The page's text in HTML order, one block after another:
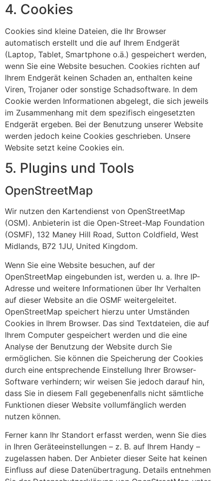
4. Cookies
Cookies sind kleine Dateien, die Ihr Browser
automatisch erstellt und die auf Ihrem Endgerät
(Laptop, Tablet, Smartphone o.ä.) gespeichert werden,
wenn Sie eine Website besuchen. Cookies richten auf
Ihrem Endgerät keinen Schaden an, enthalten keine
Viren, Trojaner oder sonstige Schadsoftware. In dem
Cookie werden Informationen abgelegt, die sich jeweils
im Zusammenhang mit dem spezifisch eingesetzten
Endgerät ergeben. Bei der Benutzung unserer Website
werden jedoch keine Cookies geschrieben. Unsere
Website setzt keine Cookies ein.
5. Plugins und Tools
OpenStreetMap
Wir nutzen den Kartendienst von OpenStreetMap
(OSM). Anbieterin ist die Open-Street-Map Foundation
(OSMF), 132 Maney Hill Road, Sutton Coldfield, West
Midlands, B72 1JU, United Kingdom.
Wenn Sie eine Website besuchen, auf der
OpenStreetMap eingebunden ist, werden u. a. Ihre IP-
Adresse und weitere Informationen über Ihr Verhalten
auf dieser Website an die OSMF weitergeleitet.
OpenStreetMap speichert hierzu unter Umständen
Cookies in Ihrem Browser. Das sind Textdateien, die auf
Ihrem Computer gespeichert werden und die eine
Analyse der Benutzung der Website durch Sie
ermöglichen. Sie können die Speicherung der Cookies
durch eine entsprechende Einstellung Ihrer Browser-
Software verhindern; wir weisen Sie jedoch darauf hin,
dass Sie in diesem Fall gegebenenfalls nicht sämtliche
Funktionen dieser Website vollumfänglich werden
nutzen können.
Ferner kann Ihr Standort erfasst werden, wenn Sie dies
in Ihren Geräteeinstellungen – z. B. auf Ihrem Handy –
zugelassen haben. Der Anbieter dieser Seite hat keinen
Einfluss auf diese Datenübertragung. Details entnehmen